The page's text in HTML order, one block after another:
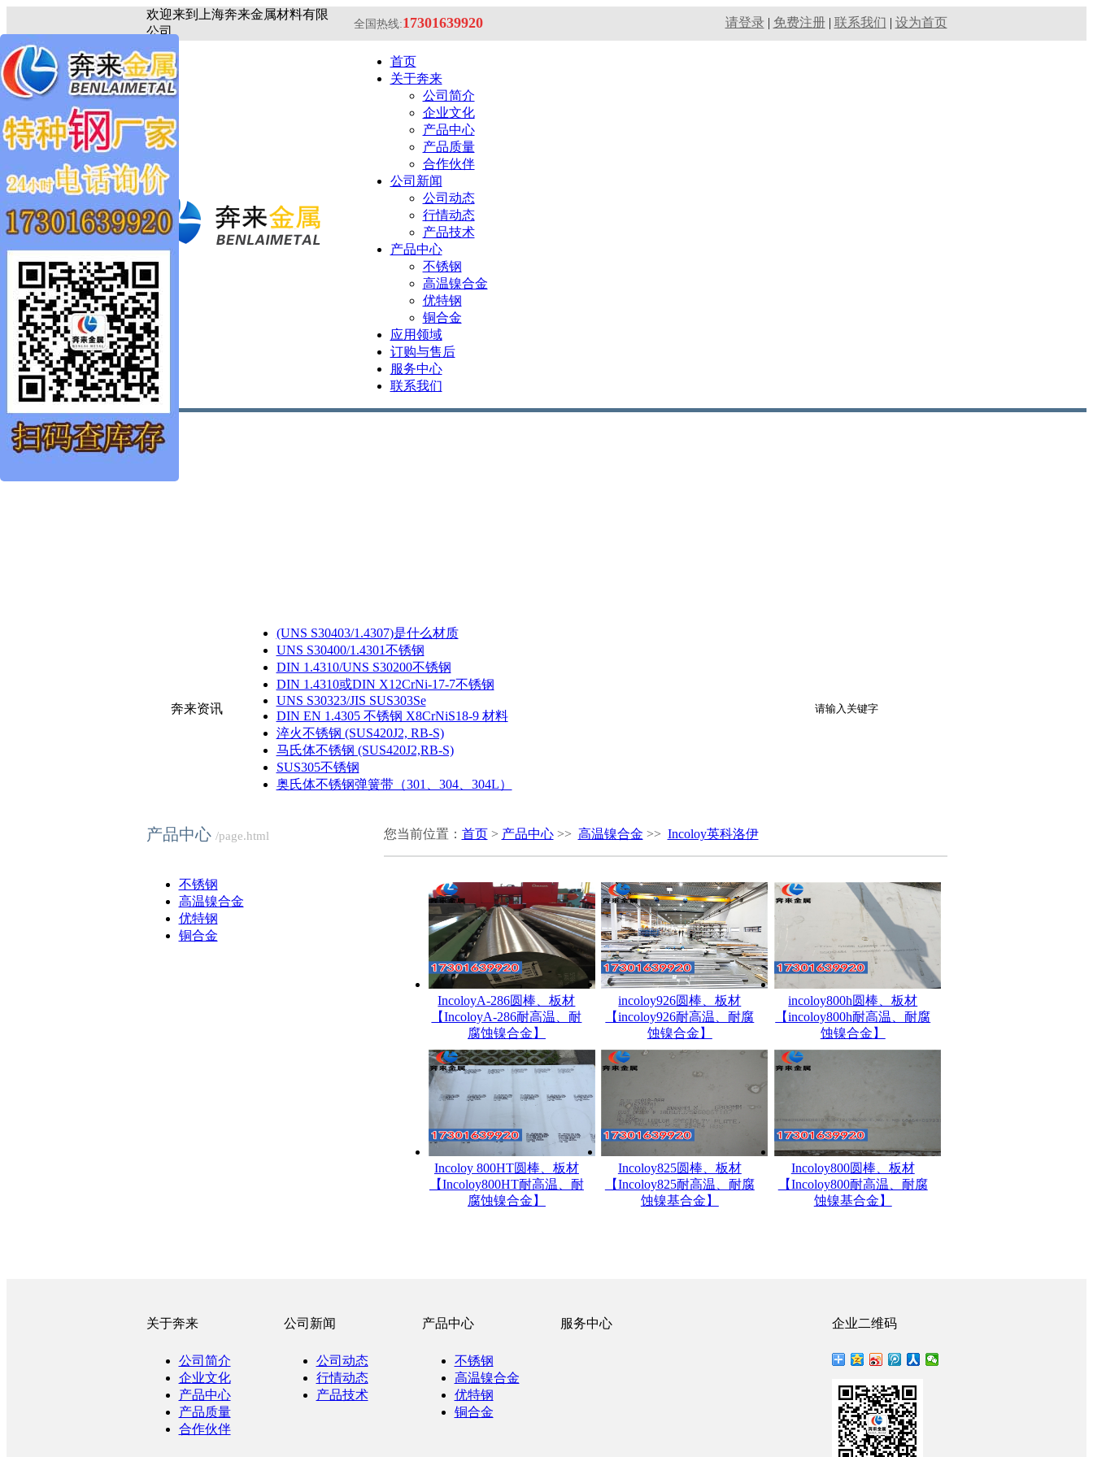
欢迎来到上海奔来金属材料有限
公司
全国热线:17301639920 请登录 | 免费注册| 联系我们 | 设为首页
首页
关于奔来
公司简介
企业文化
产品中心
产品质量
合作伙伴
公司新闻
公司动态
行情动态
产品技术
产品中心
不锈钢
高温镍合金
优特钢
铜合金
应用领域
订购与售后
服务中心
联系我们
奔来资讯
(UNS S30403/1.4307)是什么材质
UNS S30400/1.4301不锈钢
DIN 1.4310/UNS S30200不锈钢
DIN 1.4310或DIN X12CrNi-17-7不锈钢
UNS S30323/JIS SUS303Se
DIN EN 1.4305 不锈钢 X8CrNiS18-9 材料
淬火不锈钢 (SUS420J2, RB-S)
马氏体不锈钢 (SUS420J2,RB-S)
SUS305不锈钢
奥氏体不锈钢弹簧带（301、304、304L）
产品中心 /page.html
不锈钢
高温镍合金
优特钢
铜合金
您当前位置： 首页> 产品中心>> 高温镍合金 >> Incoloy英科洛伊
IncoloyA-286圆棒、板材
【IncoloyA-286耐高温、耐
腐蚀镍合金】
incoloy926圆棒、板材
【incoloy926耐高温、耐腐
蚀镍合金】
incoloy800h圆棒、板材
【incoloy800h耐高温、耐腐
蚀镍合金】
Incoloy 800HT圆棒、板材
【Incoloy800HT耐高温、耐
腐蚀镍合金】
Incoloy825圆棒、板材
【Incoloy825耐高温、耐腐
蚀镍基合金】
Incoloy800圆棒、板材
【Incoloy800耐高温、耐腐
蚀镍基合金】
关于奔来
公司简介
企业文化
产品中心
产品质量
合作伙伴
公司新闻
公司动态
行情动态
产品技术
产品中心
不锈钢
高温镍合金
优特钢
铜合金
服务中心 企业二维码